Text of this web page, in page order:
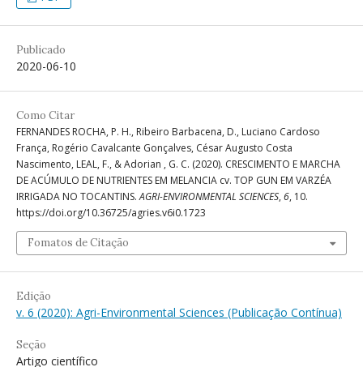
Publicado
2020-06-10
Como Citar
FERNANDES ROCHA, P. H., Ribeiro Barbacena, D., Luciano Cardoso
França, Rogério Cavalcante Gonçalves, César Augusto Costa
Nascimento, LEAL, F., & Adorian , G. C. (2020). CRESCIMENTO E MARCHA
DE ACÚMULO DE NUTRIENTES EM MELANCIA cv. TOP GUN EM VARZÉA
IRRIGADA NO TOCANTINS.AGRI-ENVIRONMENTAL SCIENCES, 6, 10.
https://doi.org/10.36725/agries.v6i0.1723
Fomatos de Citação
Edição
v. 6 (2020): Agri-Environmental Sciences (Publicação Contínua)
Seção
Artigo científico